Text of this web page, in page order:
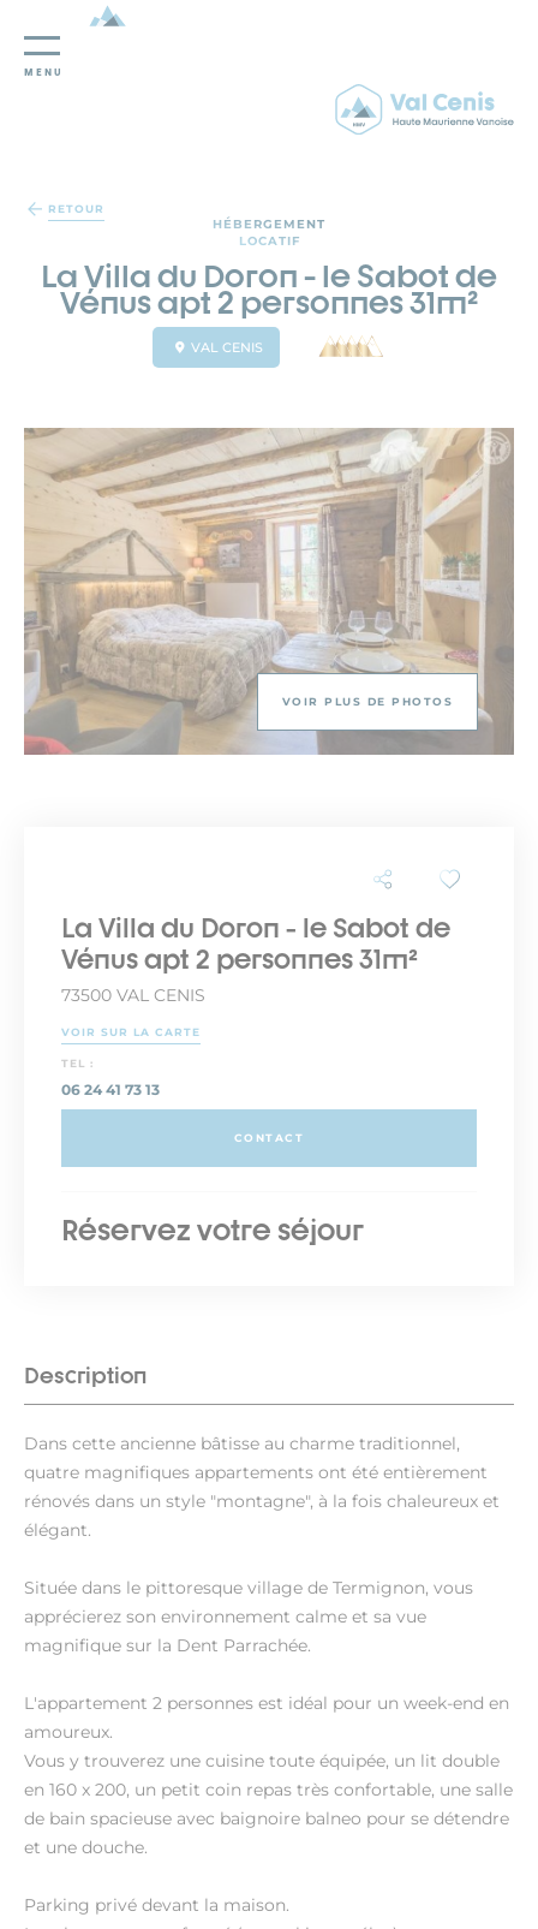
MENU
RETOUR
HÉBERGEMENT
LOCATIF
La Villa du Doron - le Sabot de
Vénus apt 2 personnes 31m²
VAL CENIS
VOIR PLUS DE PHOTOS
Description
Dans cette ancienne bâtisse au charme traditionnel,
quatre magnifiques appartements ont été entièrement
rénovés dans un style "montagne", à la fois chaleureux et
élégant.
Située dans le pittoresque village de Termignon, vous
apprécierez son environnement calme et sa vue
magnifique sur la Dent Parrachée.
L'appartement 2 personnes est idéal pour un week-end en
amoureux.
Vous y trouverez une cuisine toute équipée, un lit double
en 160 x 200, un petit coin repas très confortable, une salle
de bain spacieuse avec baignoire balneo pour se détendre
et une douche.
Parking privé devant la maison.
La Villa du Doron - le Sabot de
Vénus apt 2 personnes 31m²
73500 VAL CENIS
VOIR SUR LA CARTE
TEL :
06 24 41 73 13
CONTACT
Réservez votre séjour